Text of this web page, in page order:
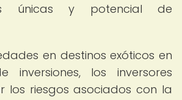
únicas y potencial de
en destinos exóticos en
inversiones, los inversores
los riesgos asociados con la